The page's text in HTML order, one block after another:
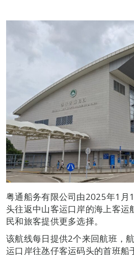
粤通船务有限公司由2025年1月
头往返中山客运口岸的海上客运
民和旅客提供更多选择。
该航线每日提供2个来回航班，
运口岸往氹仔客运码头的首班船